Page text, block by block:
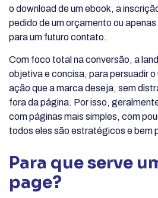
o download de um ebook, a
pedido de um orçamento ou
para um futuro contato.
Com foco total na conversão, a
objetiva e concisa, para persuadir o
ação que a marca deseja, sem
fora da página. Por isso,
com páginas mais simples, com
todos eles são estratégicos e bem
Para que serve
page?